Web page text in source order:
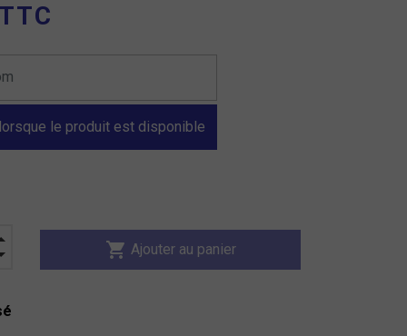
le produit est disponible
shopping_cart Ajouter au panier